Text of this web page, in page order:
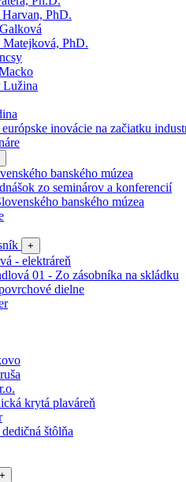
PhD.
PhD.
inovácie na začiatku
banského múzea
zo seminárov a konferencií
banského múzea
+
- elektráreň
01 - Zo zásobníka na skládku
dielne
krytá plaváreň
štôlňa
+